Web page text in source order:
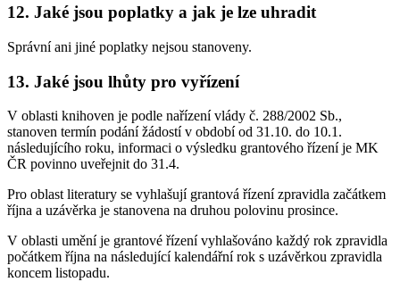
12. Jaké jsou poplatky a jak je lze uhradit
Správní ani jiné poplatky nejsou stanoveny.
13. Jaké jsou lhůty pro vyřízení
V oblasti knihoven je podle nařízení vlády č. 288/2002 Sb.,
stanoven termín podání žádostí v období od 31.10. do 10.1.
následujícího roku, informaci o výsledku grantového řízení je MK
ČR povinno uveřejnit do 31.4.
Pro oblast literatury se vyhlašují grantová řízení zpravidla začátkem
října a uzávěrka je stanovena na druhou polovinu prosince.
V oblasti umění je grantové řízení vyhlašováno každý rok zpravidla
počátkem října na následující kalendářní rok s uzávěrkou zpravidla
koncem listopadu.